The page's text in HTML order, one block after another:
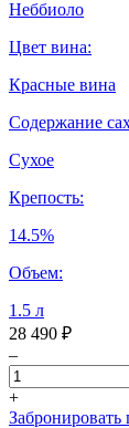
Неббиоло
Цвет вина:
Красные вина
Содержание
Сухое
Крепость:
14.5%
Объем:
1.5 л
28 490 ₽
–
+
Забронировать